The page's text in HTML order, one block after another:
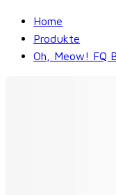
Home
Produkte
Oh, Meow! FQ